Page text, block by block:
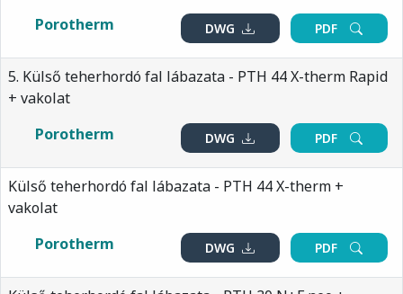
Porotherm
DWG PDF
5. Külső teherhordó fal lábazata - PTH 44 X-therm Rapid
+ vakolat
Porotherm
DWG PDF
Külső teherhordó fal lábazata - PTH 44 X-therm +
vakolat
Porotherm
DWG PDF